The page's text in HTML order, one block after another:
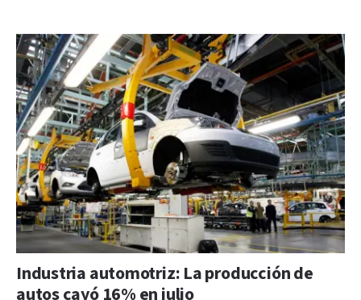
Industria automotriz: La producción de
autos cayó 16% en julio